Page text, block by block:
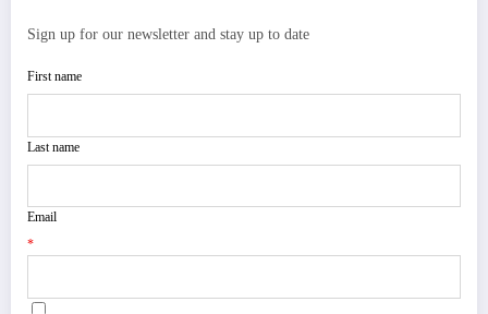
Sign up for our newsletter and stay up to date
First name
Last name
Email
*